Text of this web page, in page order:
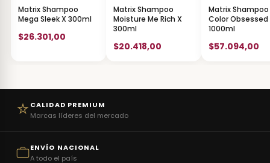
Matrix Shampoo
Mega Sleek X 300ml
$26.301,00
Matrix Shampoo
Moisture Me Rich X
300ml
$20.418,00
Matrix Shampoo
Color Obsessed
1000ml
$57.094,00
CALIDAD PREMIUM
Marcas líderes del mercado
ENVÍO NACIONAL
A todo el país